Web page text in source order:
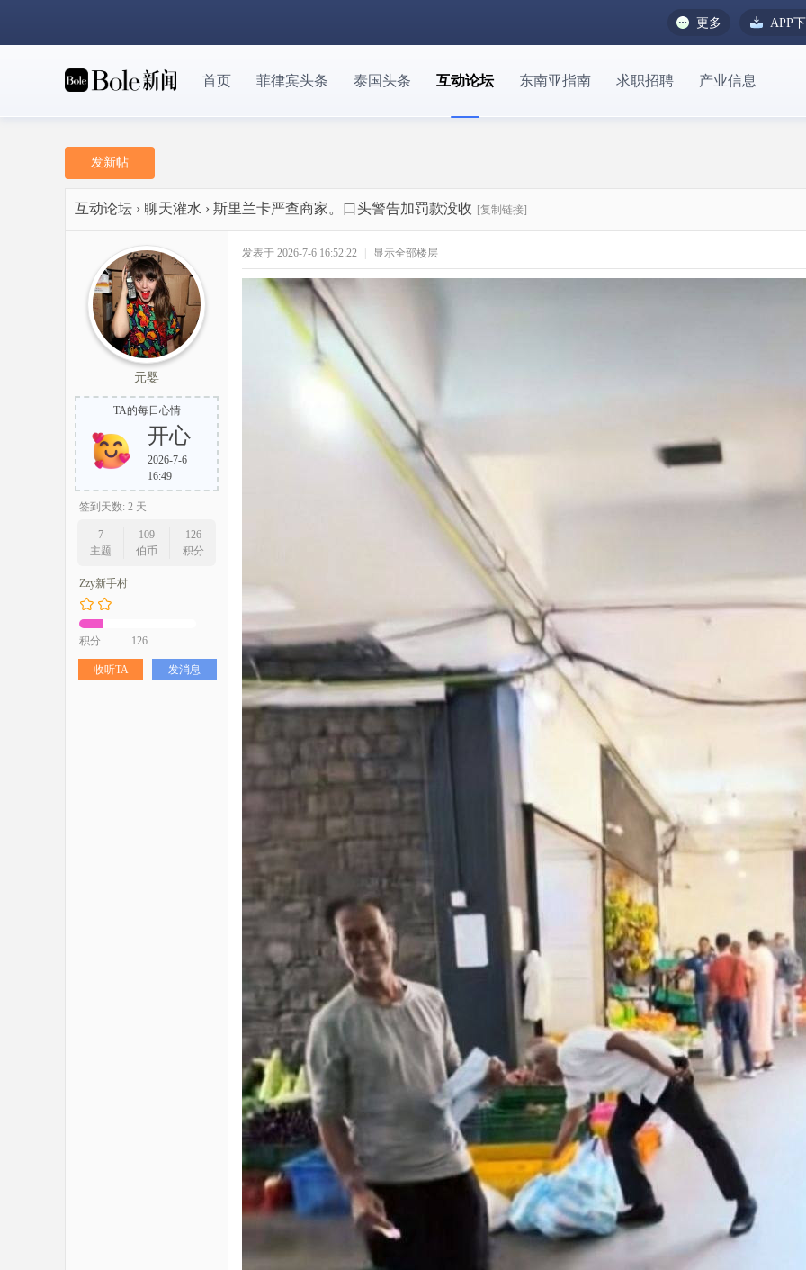
更多 APP
首页 菲律宾头条 泰国头条 互动论坛 东南亚指南 求职招聘 产业信息
发新帖
互动论坛 › 聊天灌水 › 斯里兰卡严查商家。口头警告加罚款没收 [复制链接]
元婴
TA的每日心情
开心
2026-7-6
16:49
签到天数: 2 天
7
主题
109
伯币
126
积分
Zzy新手村
积分 126
收听TA 发消息
发表于 2026-7-6 16:52:22 显示全部楼层